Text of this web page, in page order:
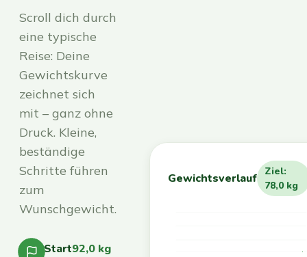
Scroll dich durch
eine typische
Reise: Deine
Gewichtskurve
zeichnet sich
mit – ganz ohne
Druck. Kleine,
beständige
Schritte führen
zum
Wunschgewicht.
Start92,0 kg
Gewichtsverlauf
Ziel:
78,0 kg